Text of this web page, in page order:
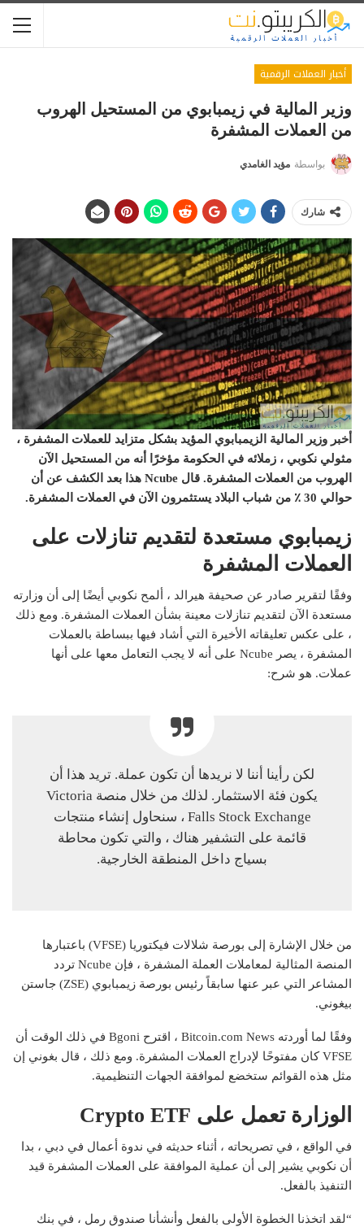
أخبار العملات الرقمية
وزير المالية في زيمبابوي من المستحيل الهروب
من العملات المشفرة
بواسطة مؤيد الغامدي
شارك
أخبر وزير المالية الزيمبابوي المؤيد بشكل متزايد للعملات المشفرة ،
مثولي نكوبي ، زملائه في الحكومة مؤخرًا أنه من المستحيل الآن
الهروب من العملات المشفرة. قال Ncube هذا بعد الكشف عن أن
حوالي 30 ٪ من شباب البلاد يستثمرون الآن في العملات المشفرة.
زيمبابوي مستعدة لتقديم تنازلات على
العملات المشفرة
وفقًا لتقرير صادر عن صحيفة هيرالد ، ألمح نكوبي أيضًا إلى أن وزارته
مستعدة الآن لتقديم تنازلات معينة بشأن العملات المشفرة. ومع ذلك
، على عكس تعليقاته الأخيرة التي أشاد فيها ببساطة بالعملات
المشفرة ، يصر Ncube على أنه لا يجب التعامل معها على أنها
عملات. هو شرح:
لكن رأينا أننا لا نريدها أن تكون عملة. تريد هذا أن
يكون فئة الاستثمار. لذلك من خلال منصة Victoria
Falls Stock Exchange ، سنحاول إنشاء منتجات
قائمة على التشفير هناك ، والتي تكون محاطة
بسياج داخل المنطقة الخارجية.
من خلال الإشارة إلى بورصة شلالات فيكتوريا (VFSE) باعتبارها
المنصة المثالية لمعاملات العملة المشفرة ، فإن Ncube تردد
المشاعر التي عبر عنها سابقاً رئيس بورصة زيمبابوي (ZSE) جاستن
بيغوني.
وفقًا لما أوردته Bitcoin.com News ، اقترح Bgoni في ذلك الوقت أن
VFSE كان مفتوحًا لإدراج العملات المشفرة. ومع ذلك ، قال بغوني إن
مثل هذه القوائم ستخضع لموافقة الجهات التنظيمية.
الوزارة تعمل على Crypto ETF
في الواقع ، في تصريحاته ، أثناء حديثه في ندوة أعمال في دبي ، بدا
أن نكوبي يشير إلى أن عملية الموافقة على العملات المشفرة قيد
التنفيذ بالفعل.
“لقد اتخذنا الخطوة الأولى بالفعل وأنشأنا صندوق رمل ، في بنك